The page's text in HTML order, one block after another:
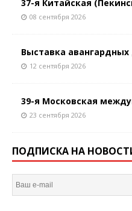
37-я Китайская
08 сентября 2026
Выставка авангардных
12 сентября 2026
39-я Московская
23 сентября 2026
ПОДПИСКА НА